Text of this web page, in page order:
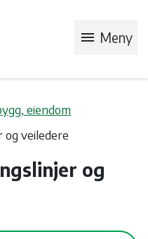
menu Meny
eiendom
og veiledere
og